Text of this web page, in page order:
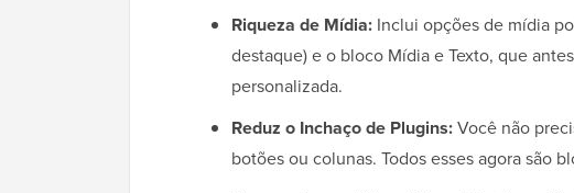
Riqueza de Mídia: Inclui opções de mídia
destaque) e o bloco Mídia e Texto, que
personalizada.
Reduz o Inchaço de Plugins:Você não
botões ou colunas. Todos esses agora são